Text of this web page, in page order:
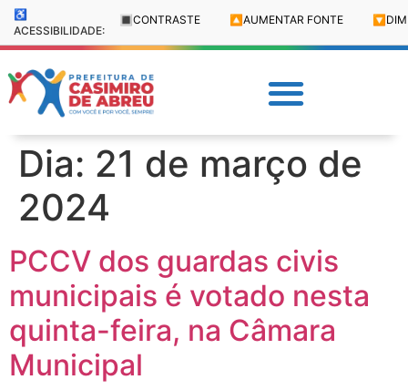
♿
ACESSIBILIDADE:
🔳 CONTRASTE 🔼 AUMENTAR FONTE 🔽
Dia: 21 de março de
2024
PCCV dos guardas civis
municipais é votado nesta
quinta-feira, na Câmara
Municipal